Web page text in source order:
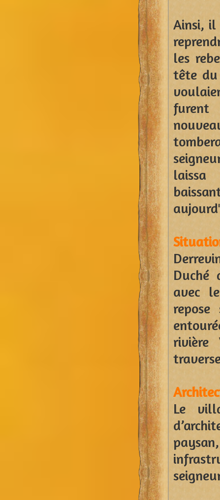
Ainsi,
les
tête du
furent
laissa
Duché
avec
rivière
Le